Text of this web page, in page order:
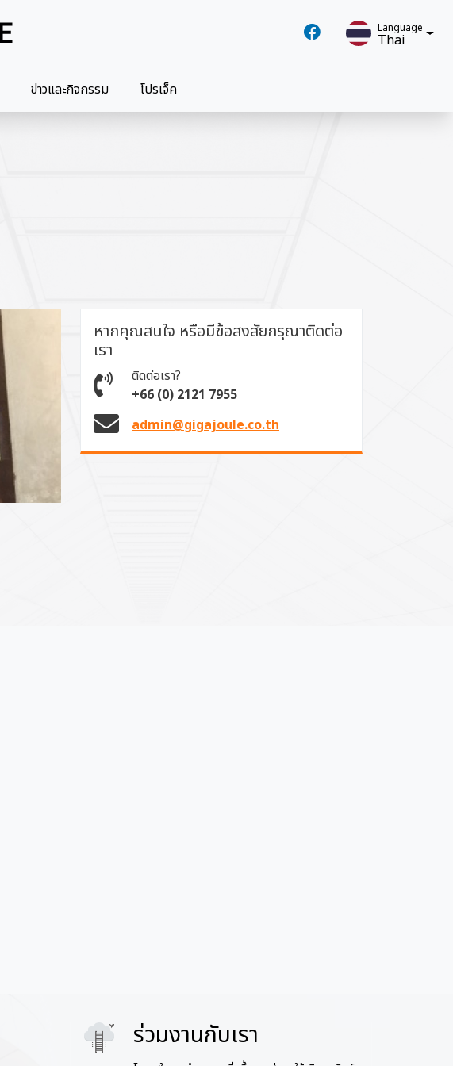
Language
Thai
ข่าวและกิจกรรม โปรเจ็ค
หากคุณสนใจ หรือมีข้อสงสัยกรุณาติดต่อ
เรา
ติดต่อเรา?
+66 (0) 2121 7955
admin@gigajoule.co.th
Image ร่วมงานกับเรา